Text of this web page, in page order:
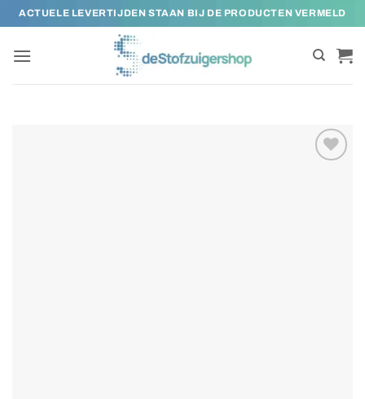
naar
inhoud
ACTUELE LEVERTIJDEN STAAN BIJ DE PRODUCTEN VERMELD